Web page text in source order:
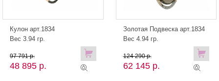
Кулон арт.1834
Вес 3.94 гр.
48 895 р.
97 791 р.
Золотая Подвеска арт.1834
Вес 4.94 гр.
62 145 р.
124 290 р.